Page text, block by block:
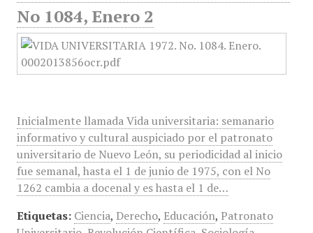
No 1084, Enero 2
Inicialmente llamada Vida universitaria: semanario
informativo y cultural auspiciado por el patronato
universitario de Nuevo León, su periodicidad al inicio
fue semanal, hasta el 1 de junio de 1975, con el No
1262 cambia a docenal y es hasta el 1 de…
Etiquetas: Ciencia, Derecho, Educación, Patronato